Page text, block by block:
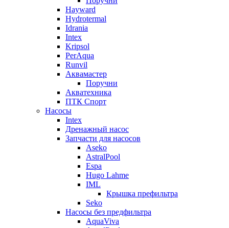
Hayward
Hydrotermal
Idrania
Intex
Kripsol
PerAqua
Runvil
Аквамастер
Поручни
Акватехника
ПТК Спорт
Насосы
Intex
Дренажный насос
Запчасти для насосов
Aseko
AstralPool
Espa
Hugo Lahme
IML
Крышка префильтра
Seko
Насосы без предфильтра
AquaViva